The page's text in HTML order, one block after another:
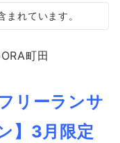
れています。
リーランサ
】3月限定